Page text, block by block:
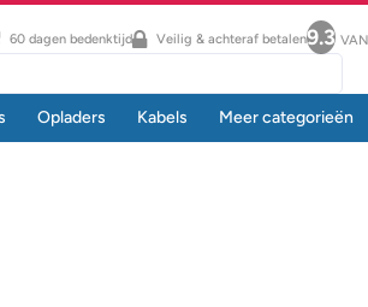
60 dagen bedenktijd Veilig & achteraf betalen9.3 VAN
Opladers Kabels Meer categorieën